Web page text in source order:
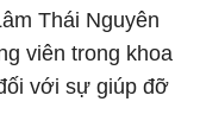
Thái Nguyên
viên trong khoa
với sự giúp đỡ